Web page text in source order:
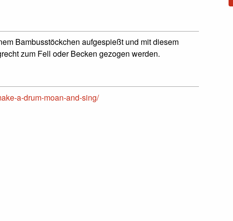
Bambusstöckchen aufgespießt und mit diesem
zum Fell oder Becken gezogen werden.
a-drum-moan-and-sing/